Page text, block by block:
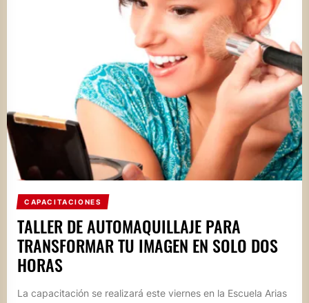
CAPACITACIONES
TALLER DE AUTOMAQUILLAJE PARA
TRANSFORMAR TU IMAGEN EN SOLO DOS
HORAS
La capacitación se realizará este viernes en la Escuela Arias